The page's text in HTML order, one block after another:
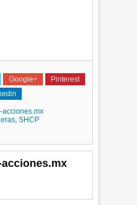
Google+
Pinterest
acciones.mx
,SHCP